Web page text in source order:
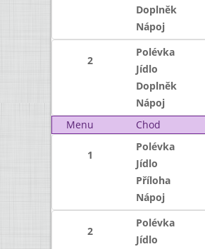
Doplněk
Nápoj
2
Polévka
Jídlo
Doplněk
Nápoj
Menu
Chod
1
Polévka
Jídlo
Příloha
Nápoj
2
Polévka
Jídlo